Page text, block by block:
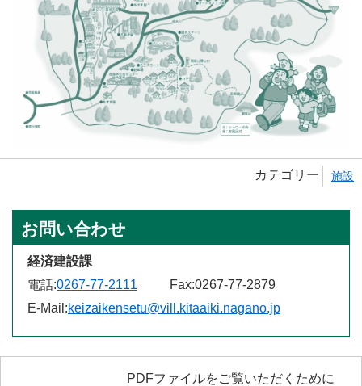
カテゴリー 施設
お問い合わせ
経済建設課
電話:0267-77-2111 Fax:0267-77-2879
E-Mail:keizaikensetu@vill.kitaaiki.nagano.jp
PDFファイルをご覧いただくために